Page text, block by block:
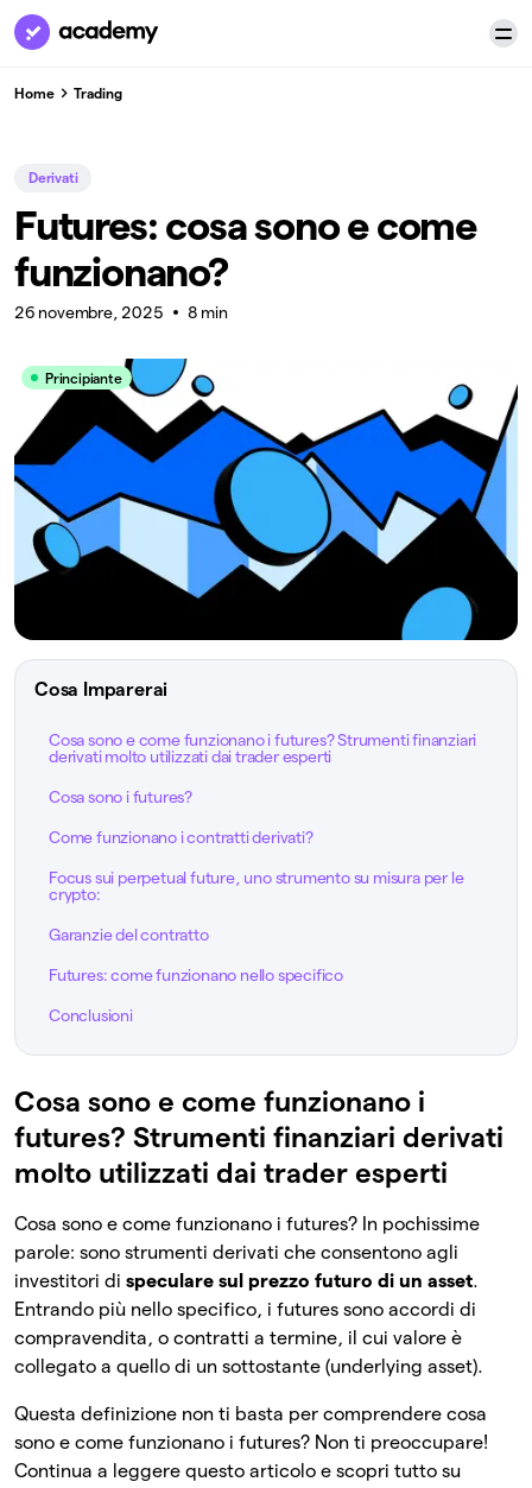
Home Trading
Derivati
Futures: cosa sono e come
funzionano?
26 novembre, 2025 8 min
Principiante
Cosa Imparerai
Cosa sono e come funzionano i futures? Strumenti finanziari
derivati molto utilizzati dai trader esperti
Cosa sono i futures?
Come funzionano i contratti derivati?
Focus sui perpetual future, uno strumento su misura per le
crypto:
Garanzie del contratto
Futures: come funzionano nello specifico
Conclusioni
Cosa sono e come funzionano i
futures? Strumenti finanziari derivati
molto utilizzati dai trader esperti
Cosa sono e come funzionano i futures? In pochissime
parole: sono strumenti derivati che consentono agli
investitori di speculare sul prezzo futuro di un asset.
Entrando più nello specifico, i futures sono accordi di
compravendita, o contratti a termine, il cui valore è
collegato a quello di un sottostante (underlying asset).
Questa definizione non ti basta per comprendere cosa
sono e come funzionano i futures? Non ti preoccupare!
Continua a leggere questo articolo e scopri tutto su